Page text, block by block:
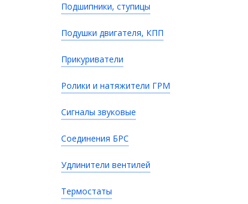
Подшипники, ступицы
Подушки двигателя, КПП
Прикуриватели
Ролики и натяжители ГРМ
Сигналы звуковые
Соединения БРС
Удлинители вентилей
Термостаты